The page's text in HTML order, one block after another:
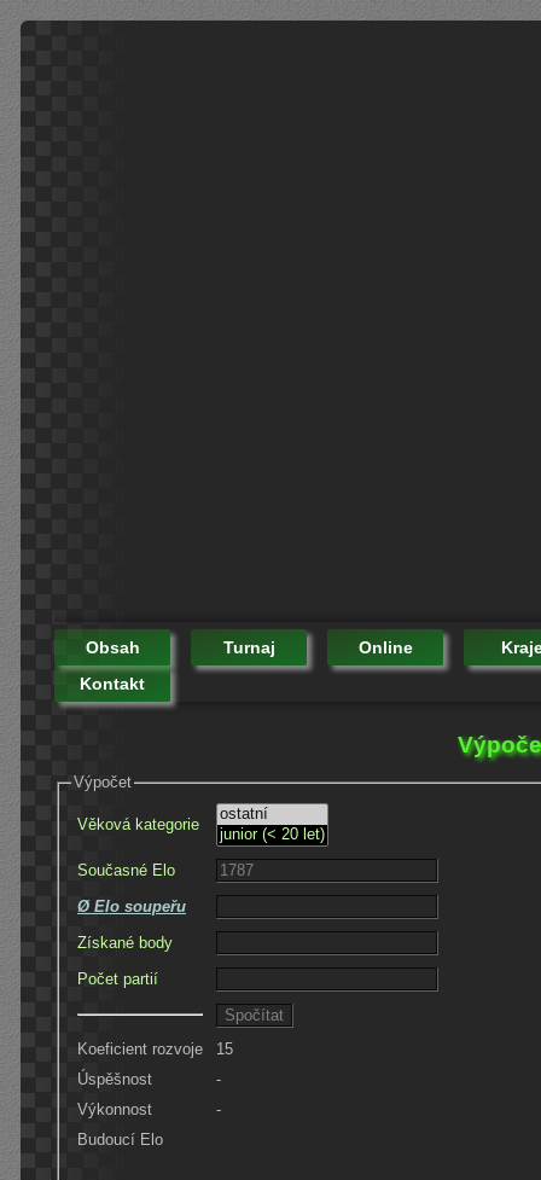
Obsah Turnaj Online
Kontakt
Výpočet
Věková kategorie
Současné Elo
Ø Elo soupeřu
Získané body
Počet partií
Koeficient rozvoje
15
Úspěšnost
-
Výkonnost
-
Budoucí Elo